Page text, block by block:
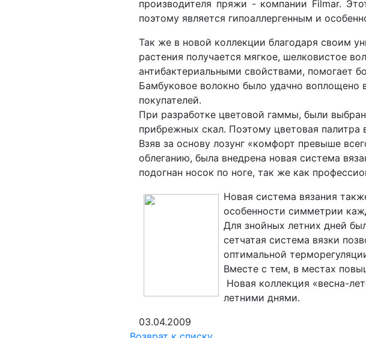
производителя пряжи - компании Filmar.
поэтому является гипоаллергенным и
Так же в новой коллекции благодаря своим
растения получается мягкое, шелковистое
антибактериальными свойствами, помогает
Бамбуковое волокно было удачно воплощено
покупателей.
При разработке цветовой гаммы, были
прибрежных скал. Поэтому цветовая палитра
Взяв за основу лозунг «комфорт превыше
облеганию, была внедрена новая система
подогнан носок по ноге, так же как
Новая система вязания
особенности симметрии
Для знойных летних дней
сетчатая система вязки
оптимальной
Вместе с тем, в местах
Новая коллекция «весна-
летними днями.
03.04.2009